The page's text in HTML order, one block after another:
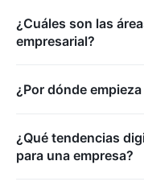
¿Cuáles son las
empresarial?
¿Por dónde
¿Qué tendencias
para una empresa?